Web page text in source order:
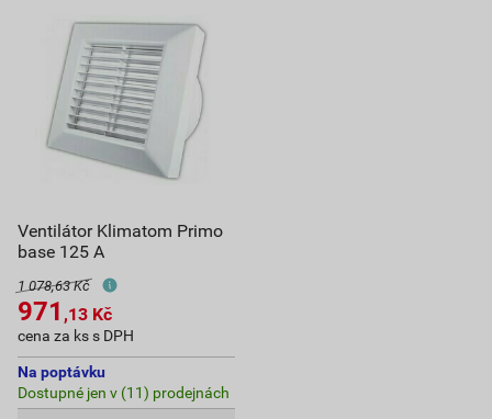
Ventilátor Klimatom Primo
base 125 A
1 078,63 Kč
971 ,13 Kč
cena za ks s DPH
Na poptávku
Dostupné jen v (11) prodejnách